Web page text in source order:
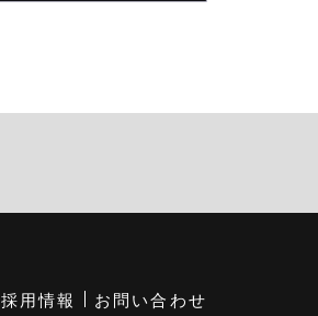
採用情報 お問い合わせ